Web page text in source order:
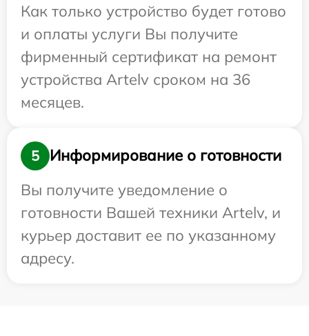
Как только устройство будет готово
и оплаты услуги Вы получите
фирменный сертификат на ремонт
устройства Artelv сроком на 36
месяцев.
5
Информирование о готовности
Вы получите уведомление о
готовности Вашей техники Artelv, и
курьер доставит ее по указанному
адресу.